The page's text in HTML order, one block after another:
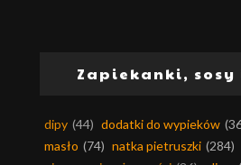
Zapiekanki,
dipy (44) dodatki do wypieków
masło (74) natka pietruszki (284)